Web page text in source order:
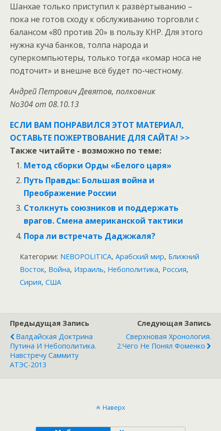
Шанхае только приступил к развёртыванию –
пока не готов сходу к обслуживанию торговли с
балансом «80 против 20» в пользу КНР. Для этого
нужна куча банков, толпа народа и
суперкомпьютеры, только тогда «комар носа не
подточит» и внешне всё будет по-честному.
Андрей Петрович Девятов, полковник
No304 от 08.10.13
ЕСЛИ ВАМ ПОНРАВИЛСЯ ЭТОТ МАТЕРИАЛ,
ОСТАВЬТЕ ПОЖЕРТВОВАНИЕ ДЛЯ САЙТА! >>
Также читайте - возможно по теме:
Метод сборки Орды «Белого царя»
Путь Правды: Большая война и
Преображение России
Столкнуть союзников и поддержать
врагов. Смена американской тактики
Пора ли встречать Даджжаля?
Категории: NEBOPOLITICA, Арабский мир, Ближний
Восток, Война, Израиль, Небополитика, Россия,
Сирия, США
Предыдущая Запись
Валдайская Доктрина
Путина И Небополитика.
Навстречу Саммиту
АТЭС-2013
Следующая Запись
Сверхновая Хронология.
2.Чего Не Понял Фоменко
Наверх